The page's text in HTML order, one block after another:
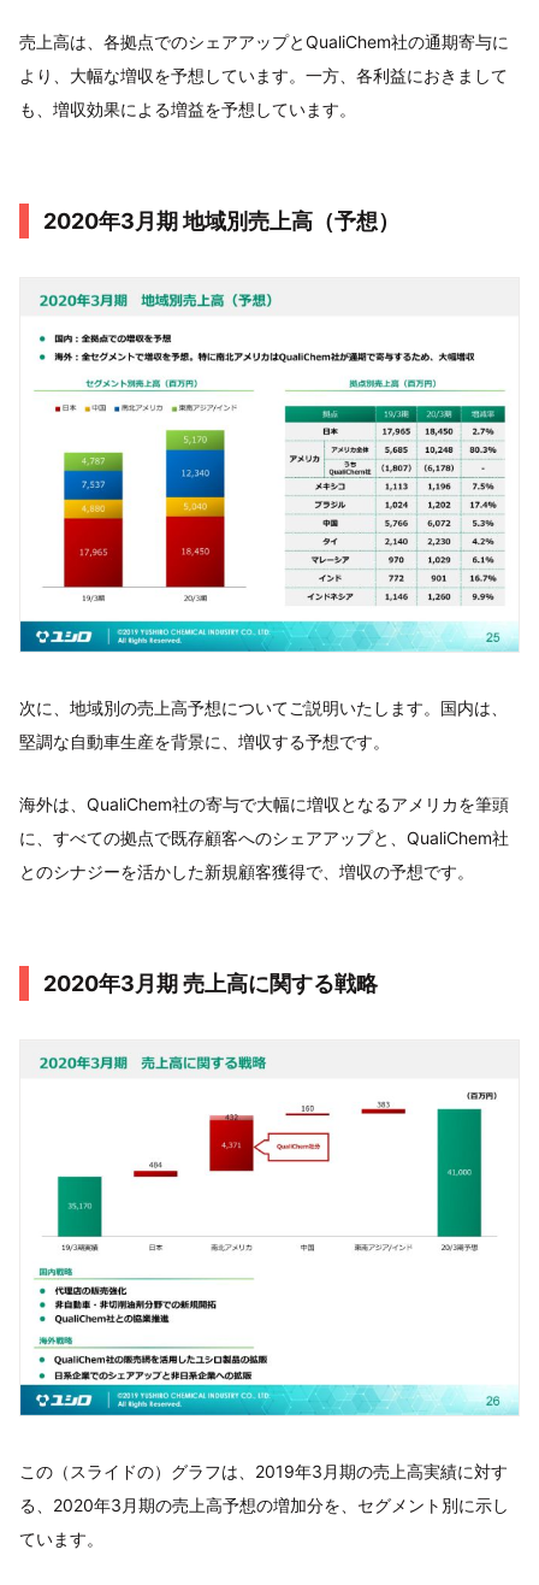
売上高は、各拠点でのシェアアップとQualiChem社の通期寄与に
より、大幅な増収を予想しています。一方、各利益におきまして
も、増収効果による増益を予想しています。
2020年3月期 地域別売上高（予想）
次に、地域別の売上高予想についてご説明いたします。国内は、
堅調な自動車生産を背景に、増収する予想です。
海外は、QualiChem社の寄与で大幅に増収となるアメリカを筆頭
に、すべての拠点で既存顧客へのシェアアップと、QualiChem社
とのシナジーを活かした新規顧客獲得で、増収の予想です。
2020年3月期 売上高に関する戦略
この（スライドの）グラフは、2019年3月期の売上高実績に対す
る、2020年3月期の売上高予想の増加分を、セグメント別に示し
ています。